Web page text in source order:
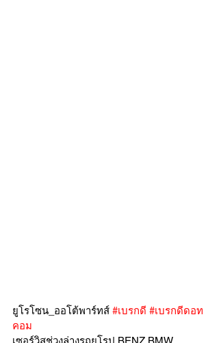
ยูโรโซน_ออโต้พาร์ทส์ #เบรกดี #เบรกดีดอท
คอม
เซอร์วิสช่วงล่างรถยุโรป BENZ BMW